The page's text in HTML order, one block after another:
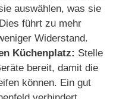
auswählen, was sie
führt zu mehr
Widerstand.
Küchenplatz: Stelle
bereit, damit die
können. Ein gut